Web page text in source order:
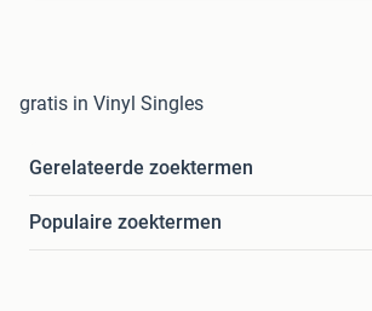
gratis in Vinyl Singles
Gerelateerde zoektermen
Populaire zoektermen